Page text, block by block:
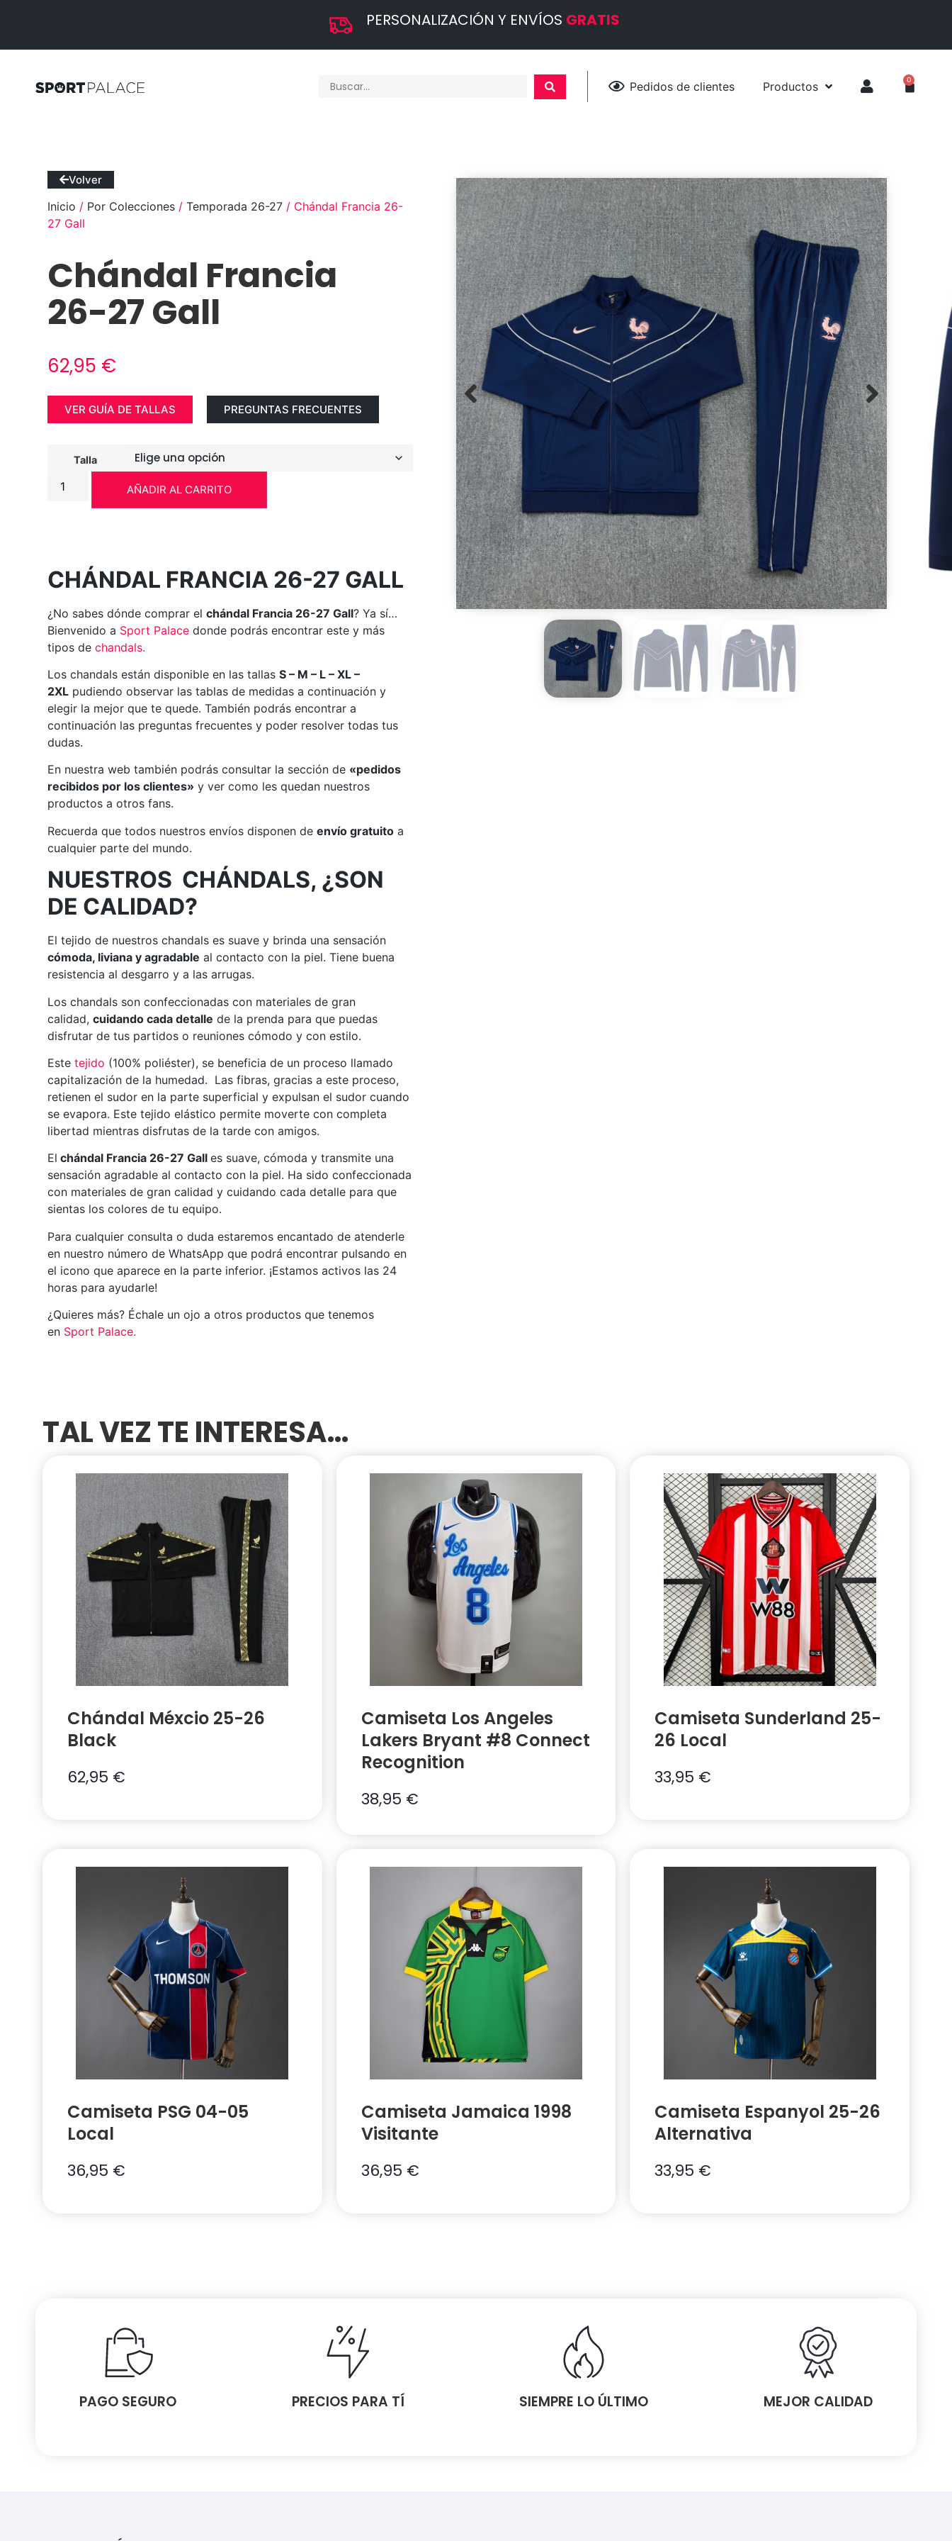
PERSONALIZACIÓN Y ENVÍOS GRATIS
Pedidos de clientes Productos 0
Volver
Inicio / Por Colecciones /Temporada 26-27 / Chándal Francia 26-
27 Gall
Chándal Francia
26-27 Gall
62,95 €
VER GUÍA DE TALLAS PREGUNTAS FRECUENTES
Talla
AÑADIR AL CARRITO
CHÁNDAL FRANCIA 26-27 GALL
¿No sabes dónde comprar elchándal Francia 26-27 Gall? Ya sí…
Bienvenido a Sport Palace donde podrás encontrar este y más
tipos dechandals.
Los chandals están disponible en las tallasS – M – L – XL –
2XL pudiendo observar las tablas de medidas a continuación y
elegir la mejor que te quede. También podrás encontrar a
continuación las preguntas frecuentes y poder resolver todas tus
dudas.
En nuestra web también podrás consultar la sección de «pedidos
recibidos por los clientes» y ver como les quedan nuestros
productos a otros fans.
Recuerda que todos nuestros envíos disponen deenvío gratuito a
cualquier parte del mundo.
NUESTROS CHÁNDALS, ¿SON
DE CALIDAD?
El tejido de nuestros chandals es suave y brinda una sensación
cómoda, liviana y agradable al contacto con la piel. Tiene buena
resistencia al desgarro y a las arrugas.
Los chandals son confeccionadas con materiales de gran
calidad,cuidando cada detalle de la prenda para que puedas
disfrutar de tus partidos o reuniones cómodo y con estilo.
Estetejido (100% poliéster), se beneficia de un proceso llamado
capitalización de la humedad. Las fibras, gracias a este proceso,
retienen el sudor en la parte superficial y expulsan el sudor cuando
se evapora. Este tejido elástico permite moverte con completa
libertad mientras disfrutas de la tarde con amigos.
El chándal Francia 26-27 Galles suave, cómoda y transmite una
sensación agradable al contacto con la piel. Ha sido confeccionada
con materiales de gran calidad y cuidando cada detalle para que
sientas los colores de tu equipo.
Para cualquier consulta o duda estaremos encantado de atenderle
en nuestro número de WhatsApp que podrá encontrar pulsando en
el icono que aparece en la parte inferior. ¡Estamos activos las 24
horas para ayudarle!
¿Quieres más? Échale un ojo a otros productos que tenemos
en Sport Palace.
TAL VEZ TE INTERESA…
Chándal Méxcio 25-26
Black
62,95 €
Camiseta Los Angeles
Lakers Bryant #8 Connect
Recognition
38,95 €
Camiseta Sunderland 25-
26 Local
33,95 €
Camiseta PSG 04-05
Local
36,95 €
Camiseta Jamaica 1998
Visitante
36,95 €
Camiseta Espanyol 25-26
Alternativa
33,95 €
PAGO SEGURO PRECIOS PARA TÍ SIEMPRE LO ÚLTIMO MEJOR CALIDAD